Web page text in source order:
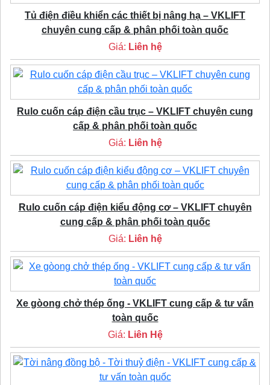
Tủ điện điều khiển các thiết bị nâng hạ – VKLIFT
chuyên cung cấp & phân phối toàn quốc
Giá: Liên hệ
Rulo cuốn cáp điện cầu trục – VKLIFT chuyên cung
cấp & phân phối toàn quốc
Giá: Liên hệ
Rulo cuốn cáp điện kiểu động cơ – VKLIFT chuyên
cung cấp & phân phối toàn quốc
Giá: Liên hệ
Xe gòong chở thép ống - VKLIFT cung cấp & tư vấn
toàn quốc
Giá: Liên Hệ